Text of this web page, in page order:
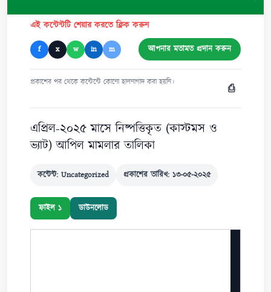
এই কন্টেন্টটি শেয়ার করতে ক্লিক করুন
f x w in m আপনার মতামত প্রদান করুন
প্রকাশের পর থেকে কন্টেন্টে কোনো হালনাগাদ করা হয়নি। ⎙
এপ্রিল-২০২৫ মাসে নিষ্পত্তিকৃত (কাস্টমস ও
ভ্যাট) আপিল মামলার তালিকা
কন্টেন্ট: Uncategorized প্রকাশের তারিখ: ১৩-০৫-২০২৫
ফাইল ১ ডাউনলোড